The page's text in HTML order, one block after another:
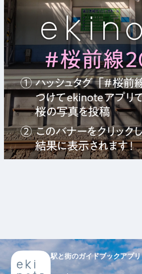
駅と街のガイドブックアプリ